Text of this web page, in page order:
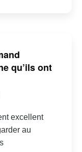
qu’ils ont
excellent
au